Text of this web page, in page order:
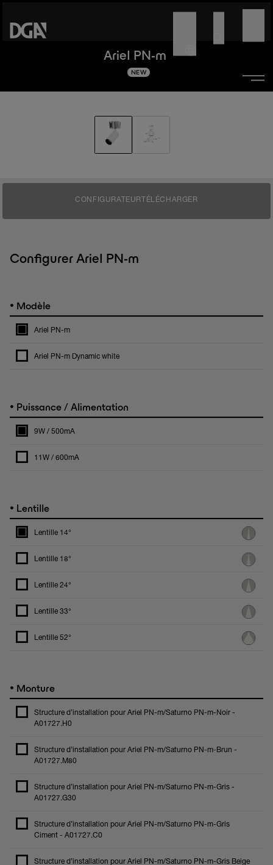
Ariel PN-m
NEW
CONFIGURATEURTÉLÉCHARGER
Configurer Ariel PN-m
• Modèle
Ariel PN-m
Ariel PN-m Dynamic white
• Puissance / Alimentation
9W / 500mA
11W / 600mA
• Lentille
Lentille 14°
Lentille 18°
Lentille 24°
Lentille 33°
Lentille 52°
• Monture
Structure d’installation pour Ariel PN-m/Saturno PN-m-Noir -
A01727.H0
Structure d’installation pour Ariel PN-m/Saturno PN-m-Brun -
A01727.M80
Structure d’installation pour Ariel PN-m/Saturno PN-m-Gris -
A01727.G30
Structure d’installation pour Ariel PN-m/Saturno PN-m-Gris
Ciment - A01727.C0
Structure d’installation pour Ariel PN-m/Saturno PN-m-Gris Beige